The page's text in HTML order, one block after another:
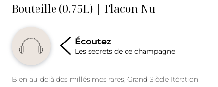
Bouteille (0.75L) | Flacon Nu
Écoutez
Les secrets de ce champagne
Bien au-delà des millésimes rares, Grand Siècle Itération